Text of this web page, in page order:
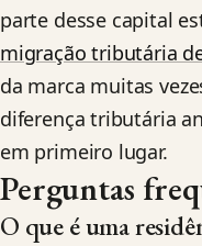
parte desse capital
migração tributária
da marca muitas
diferença tributária
em primeiro lugar.
Perguntas
O que é uma